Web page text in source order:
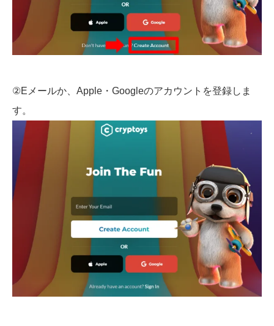
②Eメールか、Apple・Googleのアカウントを登録しま
す。